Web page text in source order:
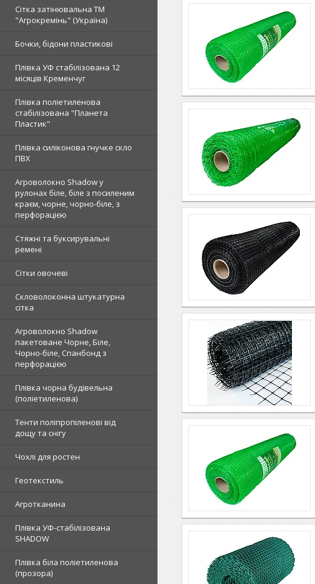
Сітка затінювальна ТМ
"Агрокремінь" (Україна)
Бочки, бідони пластикові
Плівка УФ стабілізована 12
місяців Кременчуг
Плівка поліетиленова
стабілізована "Планета
Пластик"
Плівка силіконова гнучке скло
ПВХ
Агроволокно Shadow у
рулонах біле, біле з посиленим
краєм, чорне, чорно-біле, з
перфорацією
Стяжні та буксирувальні
ремені
Сітки овочеві
Скловолоконна штукатурна
сітка
Агроволокно Shadow
пакетоване Чорне, Біле,
Чорно-біле, Спанбонд з
перфорацією
Плівка чорна будівельна
(поліетиленова)
Тенти поліпропіленові від
дощу та снігу
Чохлі для ростен
Геотекстиль
Агротканина
Плівка УФ-стабілізована
SHADOW
Плівка біла поліетиленова
(прозора)